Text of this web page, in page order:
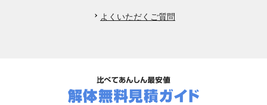
よくいただくご質問